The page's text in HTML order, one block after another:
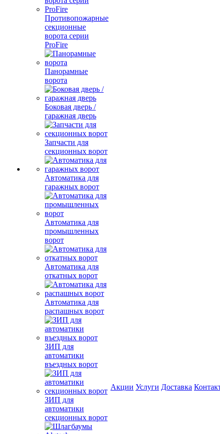
Противопожарные
секционные
ворота серии
ProFire
Панорамные
ворота
Боковая дверь /
гаражная дверь
Запчасти для
секционных ворот
Автоматика для
гаражных ворот
Автоматика для
промышленных
ворот
Автоматика для
откатных ворот
Автоматика для
распашных ворот
ЗИП для
автоматики
въездных ворот
ЗИП для
автоматики
секционных ворот
Акции Услуги Доставка